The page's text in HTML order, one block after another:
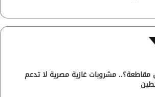
مشروبات غازية مصرية لا تدعم